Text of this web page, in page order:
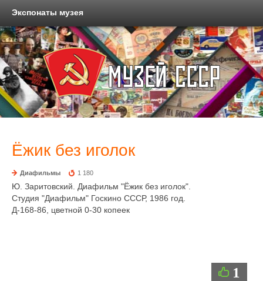
Экспонаты музея
Ёжик без иголок
Диафильмы 1 180
Ю. Заритовский. Диафильм "Ёжик без иголок".
Студия "Диафильм" Госкино СССР, 1986 год.
Д-168-86, цветной 0-30 копеек
1